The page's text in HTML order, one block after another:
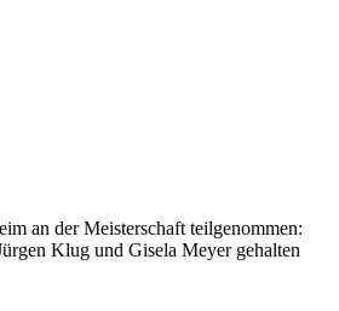
an der Meisterschaft teilgenommen:
Klug und Gisela Meyer gehalten